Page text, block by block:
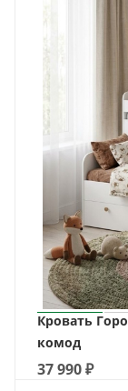
Кровать
комод
37 990₽